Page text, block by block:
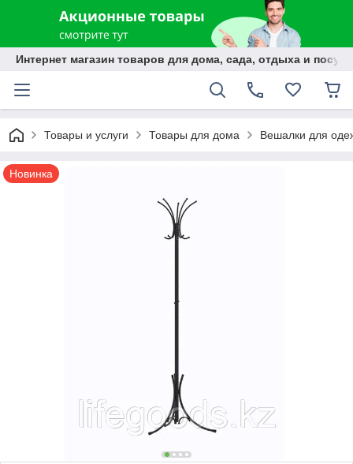
Интернет магазин товаров для дома, сада, отдыха и
Товары и услуги Товары для дома Вешалки для
Новинка